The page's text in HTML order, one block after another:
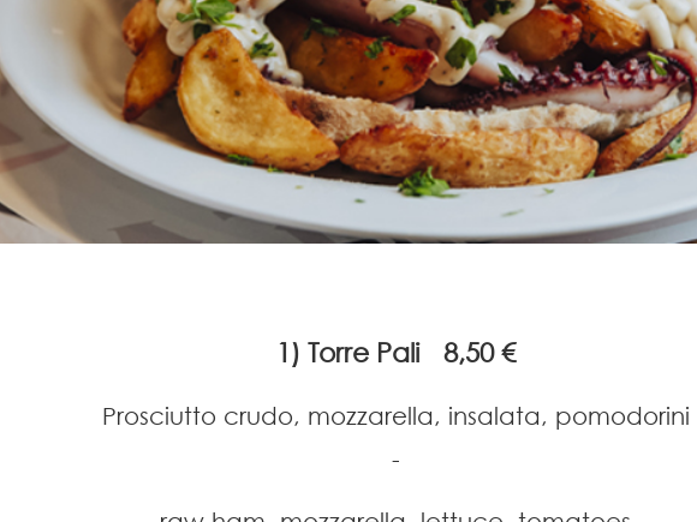
1) Torre Pali 8,50 €
Prosciutto crudo, mozzarella, insalata, pomodorini
-